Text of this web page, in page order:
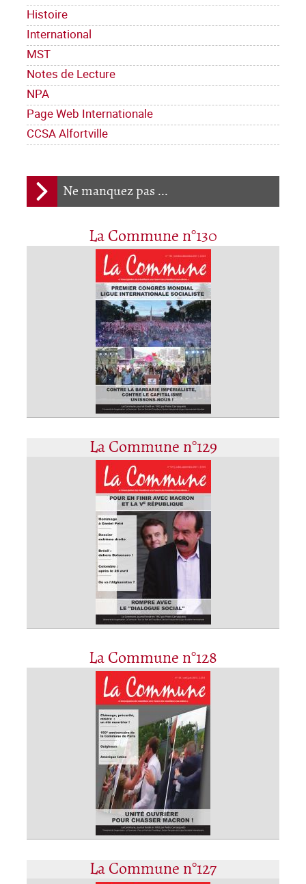
Histoire
International
MST
Notes de Lecture
NPA
Page Web Internationale
CCSA Alfortville
Ne manquez pas ...
La Commune n°130
La Commune n°129
La Commune n°128
La Commune n°127